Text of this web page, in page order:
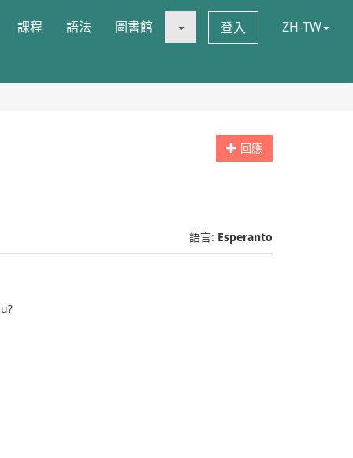
課程 語法 圖書館 登入 ZH-TW
回應
語言: Esperanto